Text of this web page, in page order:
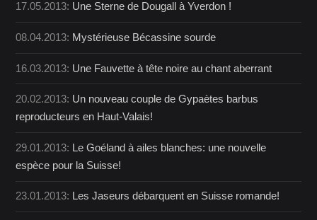
17.05.2013: Une Sterne de Dougall à Yverdon !
08.04.2013: Mystérieuse Bécassine sourde
16.03.2013: Une Fauvette à tête noire au chant aberrant
20.02.2013: Un nouveau couple de Gypaètes barbus
reproducteurs en Haut-Valais!
29.01.2013: Le Goéland à ailes blanches: une nouvelle
espèce pour la Suisse!
23.01.2013: Les Jaseurs débarquent en Suisse romande!